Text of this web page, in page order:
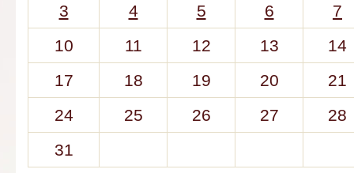
3 4 5 6
7
10
11 12 13
14
17
18 19 20
21
24
25 26 27
28
31